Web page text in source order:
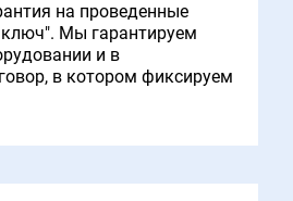
на проведенные
Мы гарантируем
и в
в котором фиксируем